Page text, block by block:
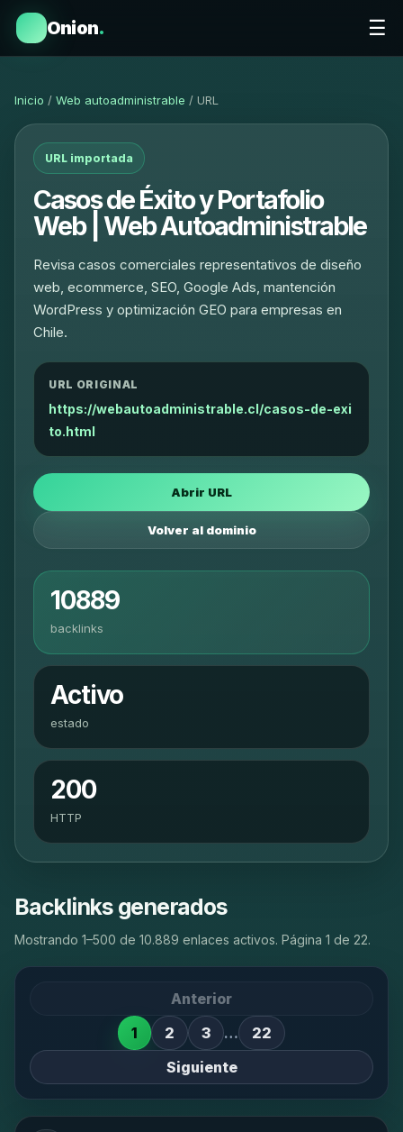
Onion. ☰
Inicio / Web autoadministrable / URL
URL importada
Casos de Éxito y Portafolio
Web | Web Autoadministrable
Revisa casos comerciales representativos de diseño
web, ecommerce, SEO, Google Ads, mantención
WordPress y optimización GEO para empresas en
Chile.
URL ORIGINAL
https://webautoadministrable.cl/casos-de-exi
to.html
Abrir URL
Volver al dominio
10889
backlinks
Activo
estado
200
HTTP
Backlinks generados
Mostrando 1–500 de 10.889 enlaces activos. Página 1 de 22.
Anterior
1
2 3 …
22
Siguiente